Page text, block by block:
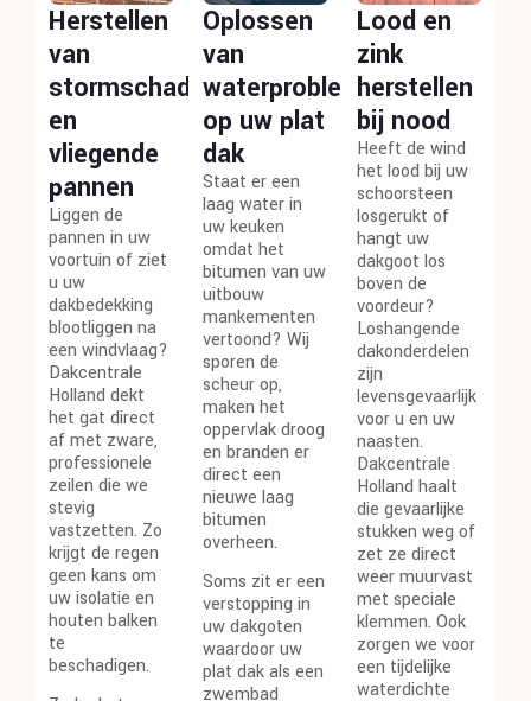
Herstellen
van
stormschade
en
vliegende
pannen
Liggen de
pannen in uw
voortuin of ziet
u uw
dakbedekking
blootliggen na
een windvlaag?
Dakcentrale
Holland dekt
het gat direct
af met zware,
professionele
zeilen die we
stevig
vastzetten. Zo
krijgt de regen
geen kans om
uw isolatie en
houten balken
te
beschadigen.
Oplossen
van
waterproblemen
op uw plat
dak
Staat er een
laag water in
uw keuken
omdat het
bitumen van uw
uitbouw
mankementen
vertoond? Wij
sporen de
scheur op,
maken het
oppervlak droog
en branden er
direct een
nieuwe laag
bitumen
overheen.
Soms zit er een
verstopping in
uw dakgoten
waardoor uw
plat dak als een
zwembad
Lood en
zink
herstellen
bij nood
Heeft de wind
het lood bij uw
schoorsteen
losgerukt of
hangt uw
dakgoot los
boven de
voordeur?
Loshangende
dakonderdelen
zijn
levensgevaarlijk
voor u en uw
naasten.
Dakcentrale
Holland haalt
die gevaarlijke
stukken weg of
zet ze direct
weer muurvast
met speciale
klemmen. Ook
zorgen we voor
een tijdelijke
waterdichte